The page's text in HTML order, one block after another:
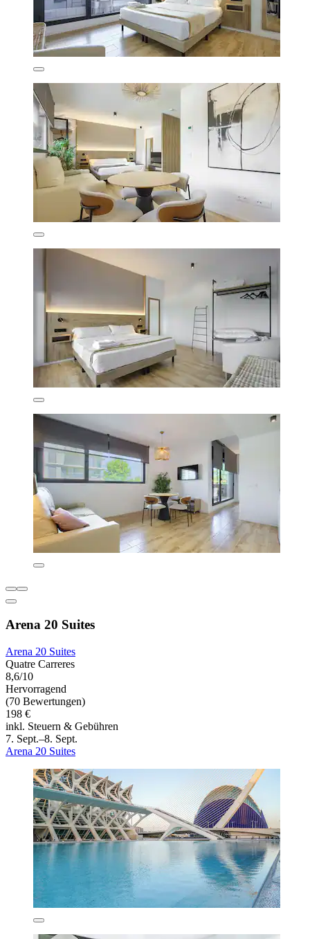
Arena 20 Suites
Arena 20 Suites
Quatre Carreres
8,6/10
Hervorragend
(70 Bewertungen)
198 €
inkl. Steuern & Gebühren
7. Sept.–8. Sept.
Arena 20 Suites